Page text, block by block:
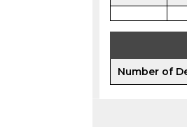
Number of